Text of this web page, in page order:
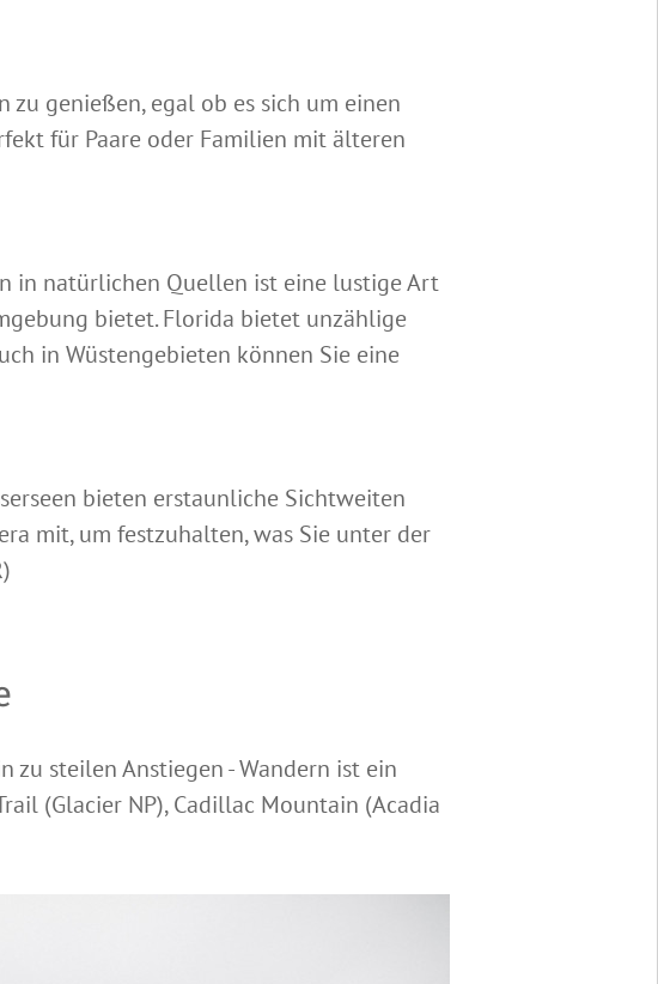
genießen, egal ob es sich um einen
für Paare oder Familien mit älteren
in natürlichen Quellen ist eine lustige Art
bietet. Florida bietet unzählige
in Wüstengebieten können Sie eine
bieten erstaunliche Sichtweiten
mit, um festzuhalten, was Sie unter der
zu steilen Anstiegen - Wandern ist ein
(Glacier NP), Cadillac Mountain (Acadia